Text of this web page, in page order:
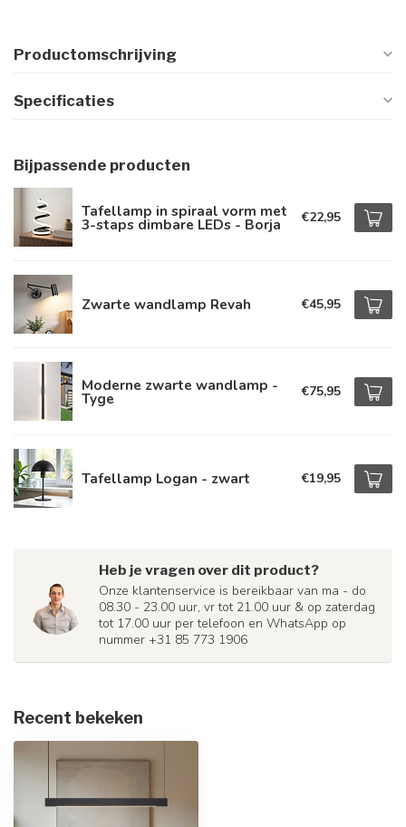
Productomschrijving
Specificaties
Bijpassende producten
Tafellamp in spiraal vorm met
3-staps dimbare LEDs - Borja €22,95
Zwarte wandlamp Revah €45,95
Moderne zwarte wandlamp -
Tyge €75,95
Tafellamp Logan - zwart €19,95
Heb je vragen over dit product?
Onze klantenservice is bereikbaar van ma - do
08.30 - 23.00 uur, vr tot 21.00 uur & op zaterdag
tot 17.00 uur per telefoon en WhatsApp op
nummer +31 85 773 1906
Recent bekeken